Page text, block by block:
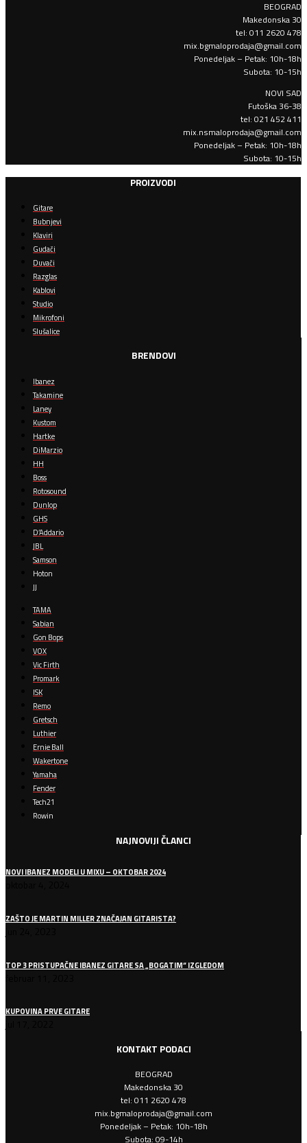
BEOGRAD
Makedonska 30
tel: 011 2620 478
mix.bgmaloprodaja@gmail.com
Ponedeljak – Petak: 10h-18h
Subota: 10-15h
NOVI SAD
Futoška 36-38
tel: 021 452 411
mix.nsmaloprodaja@gmail.com
Ponedeljak – Petak: 10h-18h
Subota: 10-15h
PROIZVODI
Gitare
Bubnjevi
Klaviri
Gudači
Duvači
Razglas
Kablovi
Studio
Mikrofoni
Slušalice
BRENDOVI
Ibanez
Takamine
Laney
Kustom
Hartke
DiMarzio
HH
Boss
Rotosound
Dunlop
GHS
D’Addario
JBL
Samson
Hoton
JJ
TAMA
Sabian
Gon Bops
VOX
Vic Firth
Promark
ISK
Remo
Gretsch
Luthier
Ernie Ball
Wakertone
Yamaha
Fender
Tech21
Rowin
NAJNOVIJI ČLANCI
NOVI IBANEZ MODELI U MIXU – OKTOBAR 2024
ZAŠTO JE MARTIN MILLER ZNAČAJAN GITARISTA?
TOP 3 PRISTUPAČNE IBANEZ GITARE SA „BOGATIM“ IZGLEDOM
KUPOVINA PRVE GITARE
KONTAKT PODACI
BEOGRAD
Makedonska 30
tel: 011 2620 478
mix.bgmaloprodaja@gmail.com
Ponedeljak – Petak: 10h-18h
Subota: 09-14h